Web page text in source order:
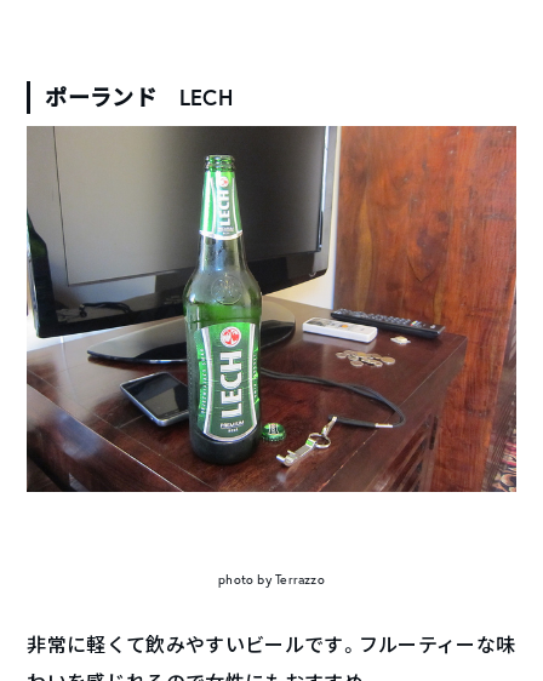
ポーランド LECH
photo by Terrazzo
非常に軽くて飲みやすいビールです。フルーティーな味